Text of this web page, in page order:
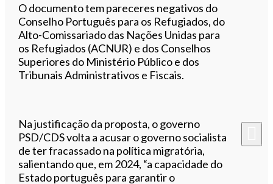
O documento tem pareceres negativos do
Conselho Português para os Refugiados, do
Alto-Comissariado das Nações Unidas para
os Refugiados (ACNUR) e dos Conselhos
Superiores do Ministério Público e dos
Tribunais Administrativos e Fiscais.
Na justificação da proposta, o governo
PSD/CDS volta a acusar o governo socialista
de ter fracassado na política migratória,
salientando que, em 2024, “a capacidade do
Estado português para garantir o